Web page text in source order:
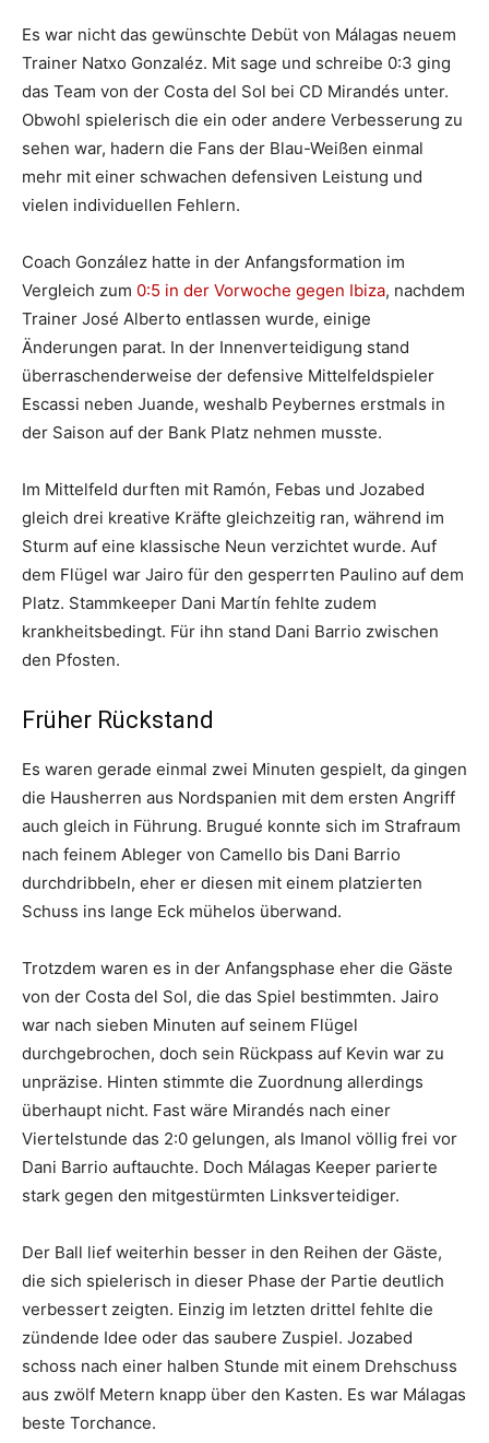
Es war nicht das gewünschte Debüt von Málagas neuem
Trainer Natxo Gonzaléz. Mit sage und schreibe 0:3 ging
das Team von der Costa del Sol bei CD Mirandés unter.
Obwohl spielerisch die ein oder andere Verbesserung zu
sehen war, hadern die Fans der Blau-Weißen einmal
mehr mit einer schwachen defensiven Leistung und
vielen individuellen Fehlern.
Coach González hatte in der Anfangsformation im
Vergleich zum 0:5 in der Vorwoche gegen Ibiza, nachdem
Trainer José Alberto entlassen wurde, einige
Änderungen parat. In der Innenverteidigung stand
überraschenderweise der defensive Mittelfeldspieler
Escassi neben Juande, weshalb Peybernes erstmals in
der Saison auf der Bank Platz nehmen musste.
Im Mittelfeld durften mit Ramón, Febas und Jozabed
gleich drei kreative Kräfte gleichzeitig ran, während im
Sturm auf eine klassische Neun verzichtet wurde. Auf
dem Flügel war Jairo für den gesperrten Paulino auf dem
Platz. Stammkeeper Dani Martín fehlte zudem
krankheitsbedingt. Für ihn stand Dani Barrio zwischen
den Pfosten.
Früher Rückstand
Es waren gerade einmal zwei Minuten gespielt, da gingen
die Hausherren aus Nordspanien mit dem ersten Angriff
auch gleich in Führung. Brugué konnte sich im Strafraum
nach feinem Ableger von Camello bis Dani Barrio
durchdribbeln, eher er diesen mit einem platzierten
Schuss ins lange Eck mühelos überwand.
Trotzdem waren es in der Anfangsphase eher die Gäste
von der Costa del Sol, die das Spiel bestimmten. Jairo
war nach sieben Minuten auf seinem Flügel
durchgebrochen, doch sein Rückpass auf Kevin war zu
unpräzise. Hinten stimmte die Zuordnung allerdings
überhaupt nicht. Fast wäre Mirandés nach einer
Viertelstunde das 2:0 gelungen, als Imanol völlig frei vor
Dani Barrio auftauchte. Doch Málagas Keeper parierte
stark gegen den mitgestürmten Linksverteidiger.
Der Ball lief weiterhin besser in den Reihen der Gäste,
die sich spielerisch in dieser Phase der Partie deutlich
verbessert zeigten. Einzig im letzten drittel fehlte die
zündende Idee oder das saubere Zuspiel. Jozabed
schoss nach einer halben Stunde mit einem Drehschuss
aus zwölf Metern knapp über den Kasten. Es war Málagas
beste Torchance.